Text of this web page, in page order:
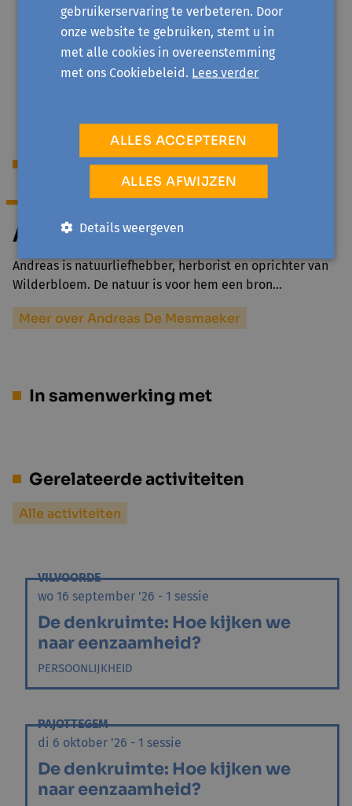
Sociale prijs
Je hebt een invaliditeitsuitkering of recht op
verhoogde tegemoetkoming/omniostatuut
Begeleiding
Andreas De Mesmaeker
Andreas is natuurliefhebber, herborist en oprichter van
Wilderbloem. De natuur is voor hem een bron…
Meer over Andreas De Mesmaeker
In samenwerking met
Gerelateerde activiteiten
Alle activiteiten
VILVOORDE
wo 16 september '26 - 1 sessie
De denkruimte: Hoe kijken we
naar eenzaamheid?
PERSOONLIJKHEID
PAJOTTEGEM
di 6 oktober '26 - 1 sessie
De denkruimte: Hoe kijken we
naar eenzaamheid?
gebruikerservaring te verbeteren. Door
onze website te gebruiken, stemt u in
met alle cookies in overeenstemming
met ons Cookiebeleid. Lees verder
ALLES ACCEPTEREN
ALLES AFWIJZEN
Details weergeven